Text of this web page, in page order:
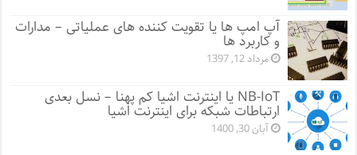
آپ امپ ها یا تقویت کننده های عملیاتی – مدارات
و کاربرد ها
مرداد 12, 1397
NB-IoT یا اینترنت اشیا کم پهنا – نسل بعدی
ارتباطات شبکه برای اینترنت اشیا
آبان 30, 1400